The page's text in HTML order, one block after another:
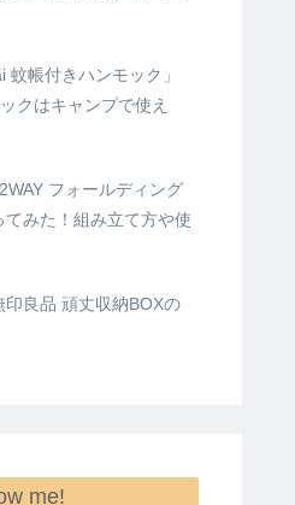
蚊帳付きハンモック」
クはキャンプで使え
フォールディング
みた！組み立て方や使
良品 頑丈収納BOXの
me!